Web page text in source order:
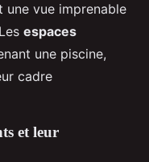
une vue imprenable
espaces
une piscine,
cadre
et leur